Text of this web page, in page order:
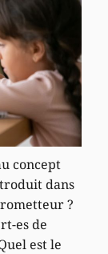
concept
dans
?
es de
est le